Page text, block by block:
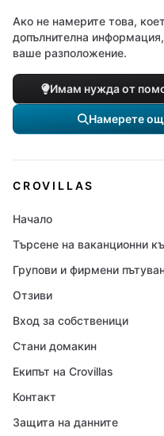
Ако не намерите това,
допълнителна
ваше разположение.
Имам нужда от
Намерете
CROVILLAS
Начало
Търсене на ваканционни
Групови и фирмени
Отзиви
Вход за собственици
Стани домакин
Екипът на Crovillas
Контакт
Защита на данните